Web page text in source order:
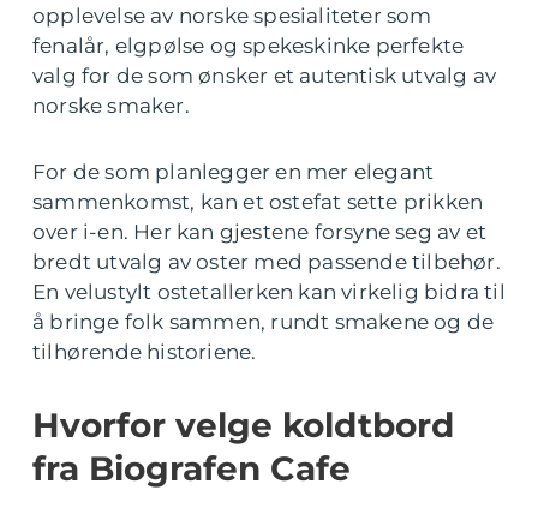
opplevelse av norske spesialiteter som
fenalår, elgpølse og spekeskinke perfekte
valg for de som ønsker et autentisk utvalg av
norske smaker.
For de som planlegger en mer elegant
sammenkomst, kan et ostefat sette prikken
over i-en. Her kan gjestene forsyne seg av et
bredt utvalg av oster med passende tilbehør.
En velustylt ostetallerken kan virkelig bidra til
å bringe folk sammen, rundt smakene og de
tilhørende historiene.
Hvorfor velge koldtbord
fra Biografen Cafe